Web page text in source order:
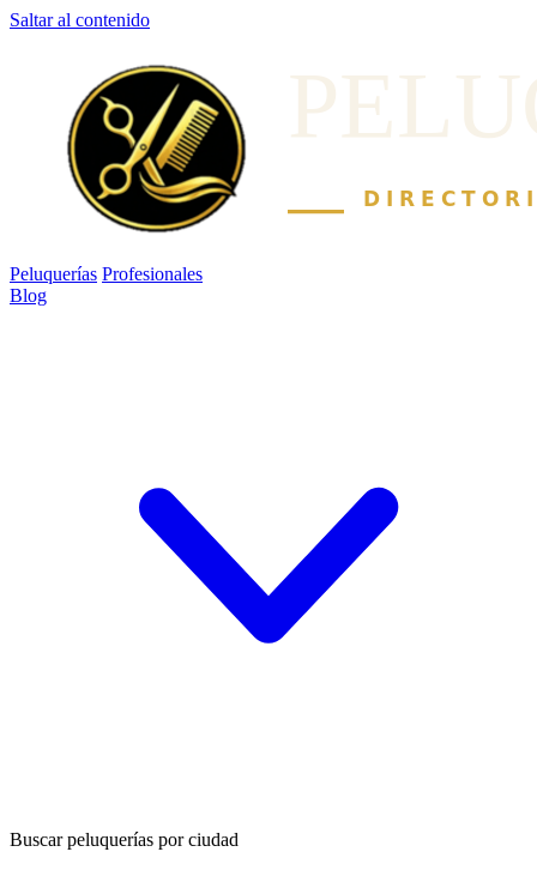
Saltar al contenido
Peluquerías Profesionales
Blog
Buscar peluquerías por ciudad